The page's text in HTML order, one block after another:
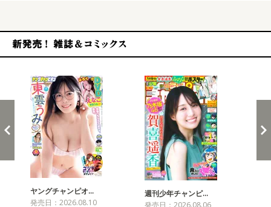
ヤングチャンピオ…
発売日：2026.08.10
週刊少年チャンピ…